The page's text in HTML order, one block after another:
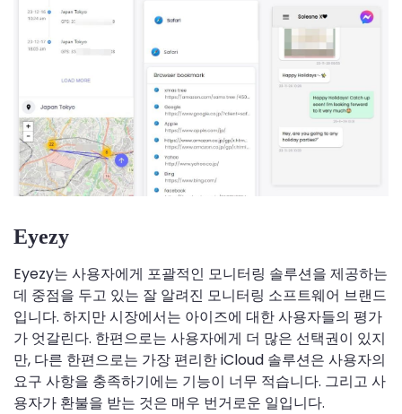
Eyezy
Eyezy는 사용자에게 포괄적인 모니터링 솔루션을 제공하는
데 중점을 두고 있는 잘 알려진 모니터링 소프트웨어 브랜드
입니다. 하지만 시장에서는 아이즈에 대한 사용자들의 평가
가 엇갈린다. 한편으로는 사용자에게 더 많은 선택권이 있지
만, 다른 한편으로는 가장 편리한 iCloud 솔루션은 사용자의
요구 사항을 충족하기에는 기능이 너무 적습니다. 그리고 사
용자가 환불을 받는 것은 매우 번거로운 일입니다.